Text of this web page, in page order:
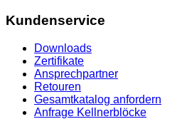
Kundenservice
Downloads
Zertifikate
Ansprechpartner
Retouren
Gesamtkatalog anfordern
Anfrage Kellnerblöcke